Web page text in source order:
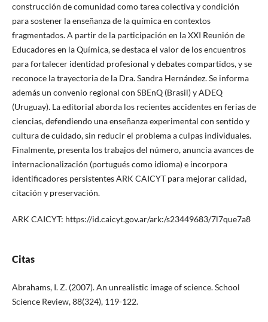
construcción de comunidad como tarea colectiva y condición
para sostener la enseñanza de la química en contextos
fragmentados. A partir de la participación en la XXI Reunión de
Educadores en la Química, se destaca el valor de los encuentros
para fortalecer identidad profesional y debates compartidos, y se
reconoce la trayectoria de la Dra. Sandra Hernández. Se informa
además un convenio regional con SBEnQ (Brasil) y ADEQ
(Uruguay). La editorial aborda los recientes accidentes en ferias de
ciencias, defendiendo una enseñanza experimental con sentido y
cultura de cuidado, sin reducir el problema a culpas individuales.
Finalmente, presenta los trabajos del número, anuncia avances de
internacionalización (portugués como idioma) e incorpora
identificadores persistentes ARK CAICYT para mejorar calidad,
citación y preservación.
ARK CAICYT: https://id.caicyt.gov.ar/ark:/s23449683/7l7que7a8
Citas
Abrahams, I. Z. (2007). An unrealistic image of science. School
Science Review, 88(324), 119-122.